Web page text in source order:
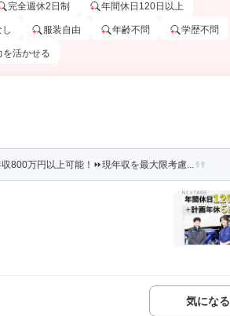
完全週休2日制 年間休日120日以上
服装自由 年齢不問 学歴不問
を活かせる
800万円以上可能！⏩️現年収を最大限考慮...
気になる